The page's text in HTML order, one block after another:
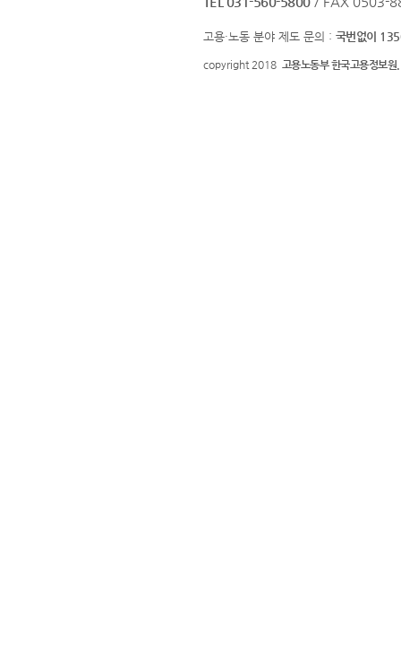
고용·노동 분야 제도 문의 : 국번없이
copyright 2018 고용노동부 한국고용정보원.